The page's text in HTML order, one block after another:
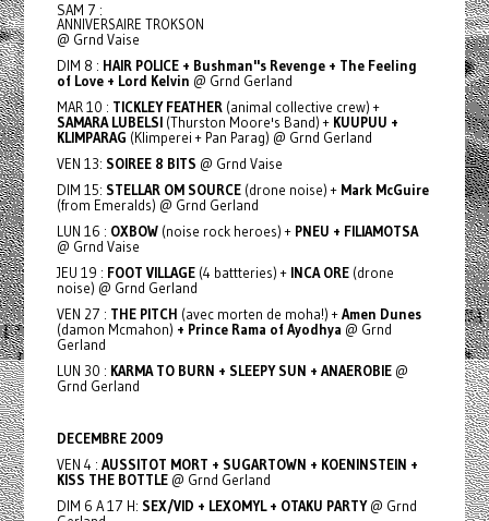
SAM 7 :
ANNIVERSAIRE TROKSON
@ Grnd Vaise
DIM 8 : HAIR POLICE + Bushman''s Revenge + The Feeling
of Love + Lord Kelvin @ Grnd Gerland
MAR 10 : TICKLEY FEATHER(animal collective crew) +
SAMARA LUBELSI(Thurston Moore's Band) + KUUPUU +
KLIMPARAG (Klimperei + Pan Parag) @ Grnd Gerland
VEN 13: SOIREE 8 BITS @ Grnd Vaise
DIM 15: STELLAR OM SOURCE(drone noise) + Mark McGuire
(from Emeralds) @ Grnd Gerland
LUN 16 : OXBOW(noise rock heroes) + PNEU + FILIAMOTSA
@ Grnd Vaise
JEU 19 : FOOT VILLAGE (4 battteries) + INCA ORE(drone
noise) @ Grnd Gerland
VEN 27 : THE PITCH (avec morten de moha!) +Amen Dunes
(damon Mcmahon) + Prince Rama of Ayodhya @ Grnd
Gerland
LUN 30 : KARMA TO BURN + SLEEPY SUN + ANAEROBIE @
Grnd Gerland
DECEMBRE2009
VEN 4 : AUSSITOT MORT + SUGARTOWN + KOENINSTEIN +
KISS THE BOTTLE@ Grnd Gerland
DIM 6 A 17 H: SEX/VID + LEXOMYL + OTAKU PARTY@ Grnd